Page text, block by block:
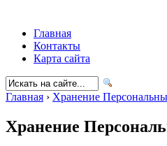
Главная
Контакты
Карта сайта
Главная › Хранение
Хранение